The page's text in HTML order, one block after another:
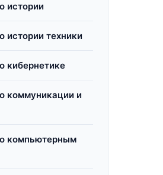
истории
истории техники
кибернетике
коммуникации и
компьютерным